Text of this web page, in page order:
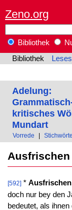
Zeno.org
Bibliothek
Bibliothek
Adelung:
kritisches
Mundart
Vorrede
Ausfrischen
[592]* Ausfrischen
doch nur bey den
bedeutet, als